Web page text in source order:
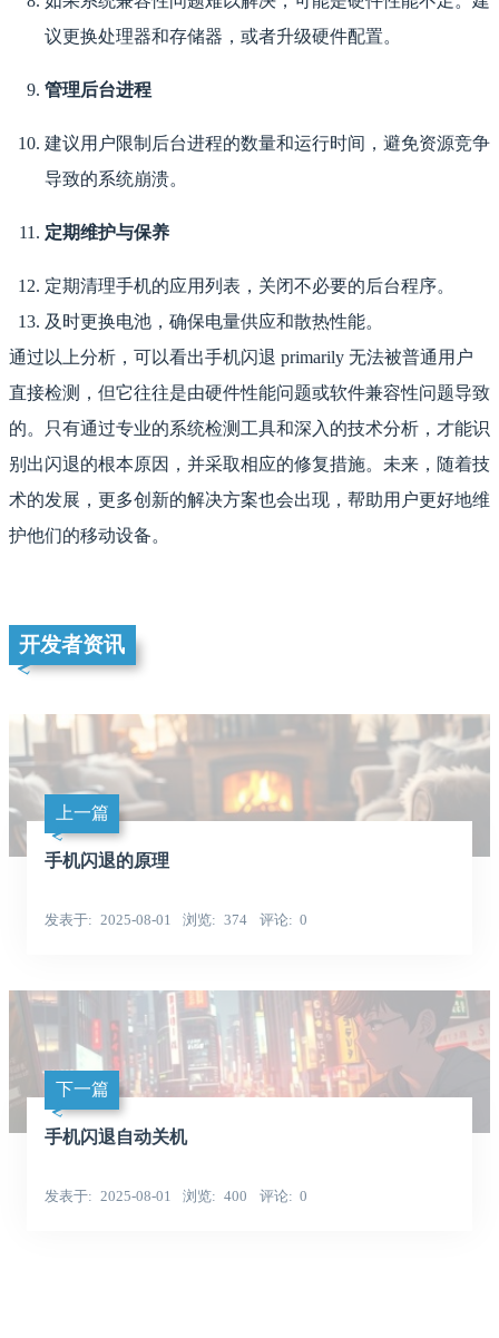
议更换处理器和存储器，或者升级硬件配置。
管理后台进程
建议用户限制后台进程的数量和运行时间，避免资源竞争
导致的系统崩溃。
定期维护与保养
定期清理手机的应用列表，关闭不必要的后台程序。
及时更换电池，确保电量供应和散热性能。
通过以上分析，可以看出手机闪退 primarily 无法被普通用户
直接检测，但它往往是由硬件性能问题或软件兼容性问题导致
的。只有通过专业的系统检测工具和深入的技术分析，才能识
别出闪退的根本原因，并采取相应的修复措施。未来，随着技
术的发展，更多创新的解决方案也会出现，帮助用户更好地维
护他们的移动设备。
开发者资讯
上一篇
手机闪退的原理
发表于 2025-08-01 浏览 374 评论 0
下一篇
手机闪退自动关机
发表于 2025-08-01 浏览 400 评论 0